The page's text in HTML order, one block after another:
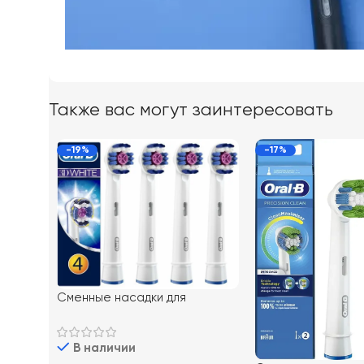
Также вас могут заинтересовать
-19%
Сменные насадки для
Oral-B EB18 3D White 4 шт
В наличии
-17%